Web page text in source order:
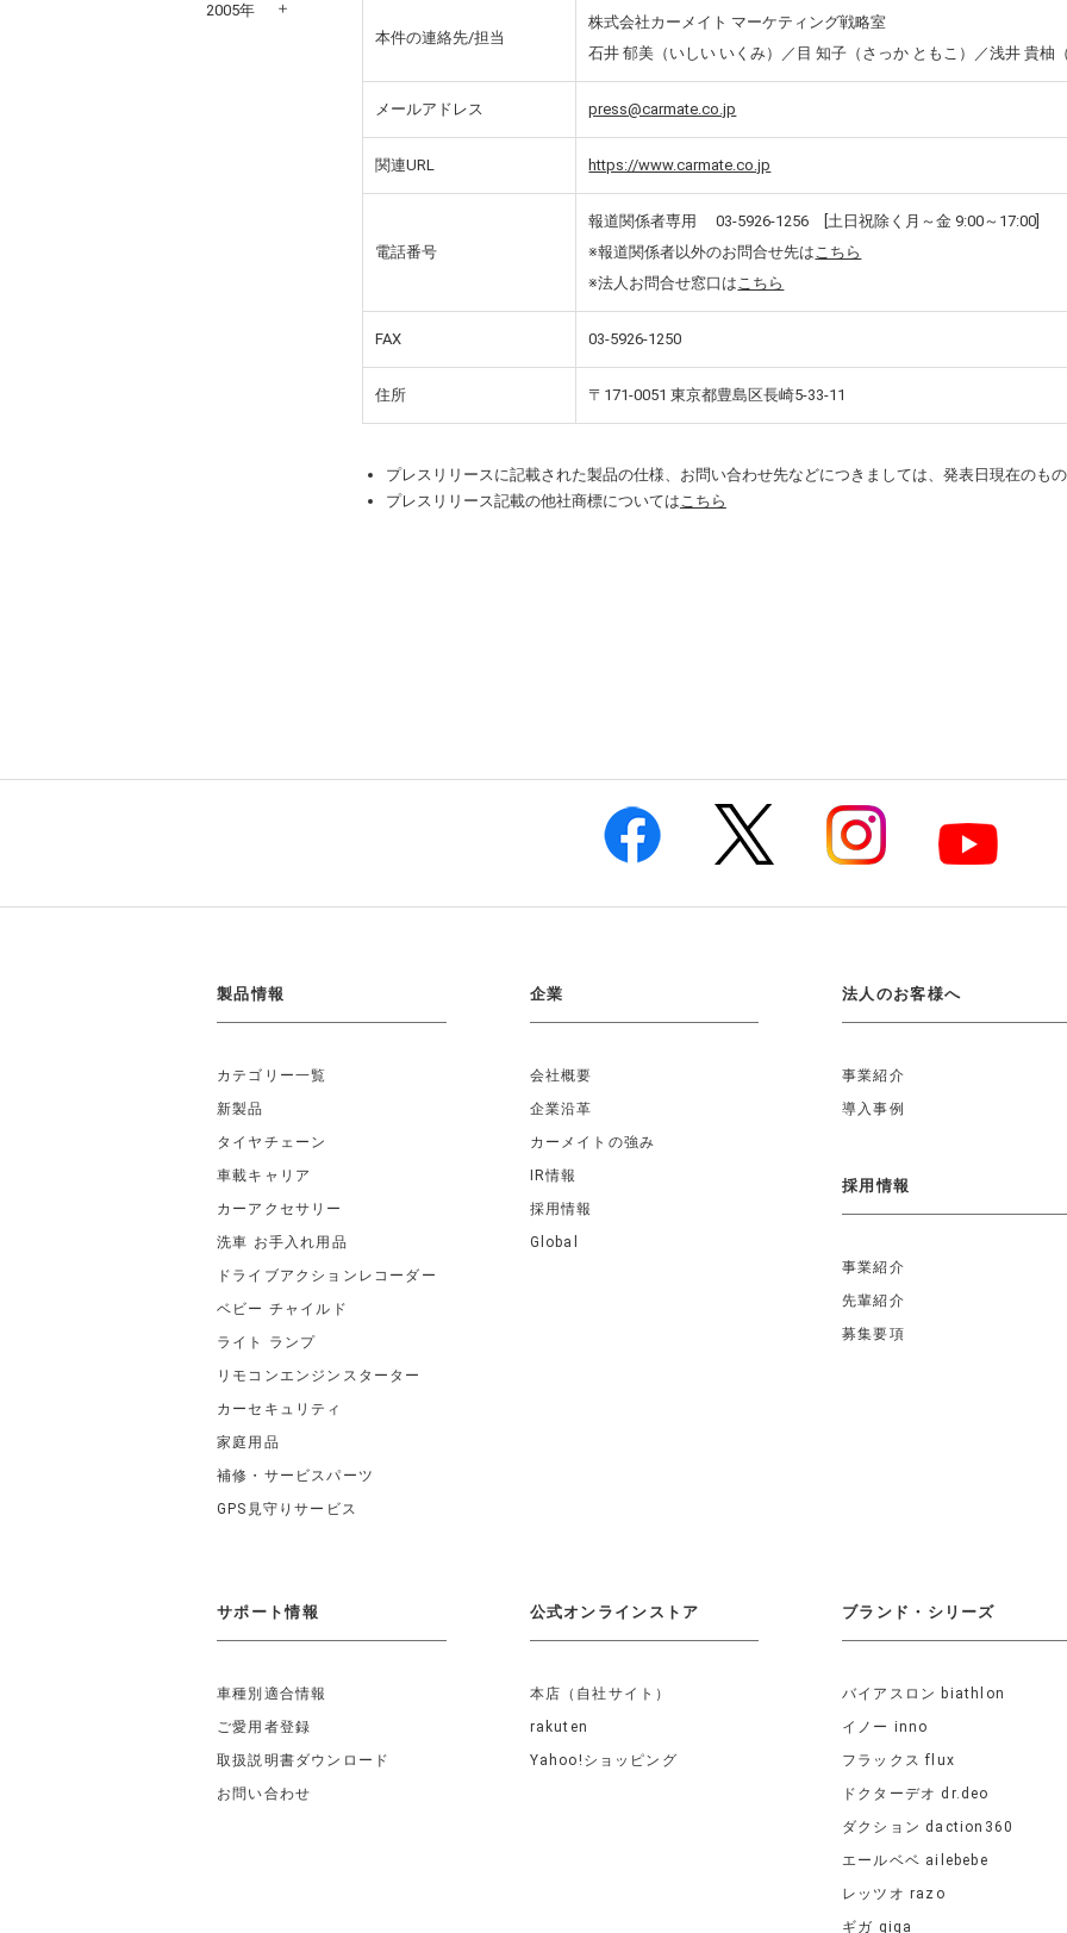
本件の連絡先/担当
株式会社カーメイト マーケティング戦略室
石井 郁美（いしい いくみ）／目 知子（さっか ともこ）／浅井 貴柚
メールアドレス press@carmate.co.jp
関連URL https://www.carmate.co.jp
電話番号
報道関係者専用 03-5926-1256 [土日祝除く月～金 9:00～17:00]
※報道関係者以外のお問合せ先はこちら
※法人お問合せ窓口はこちら
FAX 03-5926-1250
住所 〒171-0051 東京都豊島区長崎5-33-11
プレスリリースに記載された製品の仕様、お問い合わせ先などにつきましては、発表日現在のもの
プレスリリース記載の他社商標については こちら
2005年
製品情報
カテゴリー一覧
新製品
タイヤチェーン
車載キャリア
カーアクセサリー
洗車 お手入れ用品
ドライブアクションレコーダー
ベビー チャイルド
ライト ランプ
リモコンエンジンスターター
カーセキュリティ
家庭用品
補修・サービスパーツ
GPS見守りサービス
企業
会社概要
企業沿革
カーメイトの強み
IR情報
採用情報
Global
法人のお客様へ
事業紹介
導入事例
採用情報
事業紹介
先輩紹介
募集要項
サポート情報
車種別適合情報
ご愛用者登録
取扱説明書ダウンロード
お問い合わせ
公式オンラインストア
本店（自社サイト）
rakuten
Yahoo!ショッピング
ブランド・シリーズ
バイアスロン biathlon
イノー inno
フラックス flux
ドクターデオ dr.deo
ダクション daction360
エールベベ ailebebe
レッツオ razo
ギガ giga